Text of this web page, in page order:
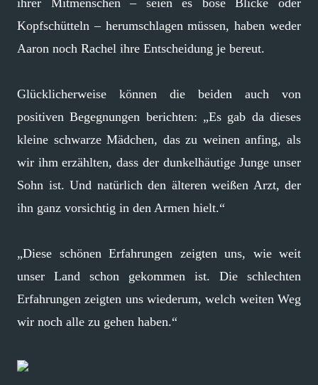
ihrer Mitmenschen – seien es böse Blicke oder
Kopfschütteln – herumschlagen müssen, haben weder
Aaron noch Rachel ihre Entscheidung je bereut.
Glücklicherweise können die beiden auch von
positiven Begegnungen berichten: „Es gab da dieses
kleine schwarze Mädchen, das zu weinen anfing, als
wir ihm erzählten, dass der dunkelhäutige Junge unser
Sohn ist. Und natürlich den älteren weißen Arzt, der
ihn ganz vorsichtig in den Armen hielt.“
„Diese schönen Erfahrungen zeigten uns, wie weit
unser Land schon gekommen ist. Die schlechten
Erfahrungen zeigten uns wiederum, welch weiten Weg
wir noch alle zu gehen haben.“